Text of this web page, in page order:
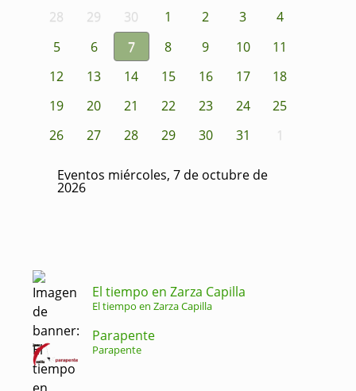
28 29 30 1 2 3
4
5
6 7 8 9 10
11
12
13 14 15 16 17
18
19
20 21 22 23 24
25
26
27 28 29 30 31 1
Eventos miércoles, 7 de octubre de
2026
El tiempo en Zarza Capilla
El tiempo en Zarza Capilla
Parapente
Parapente